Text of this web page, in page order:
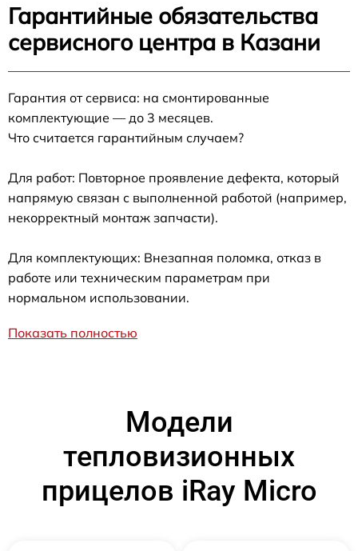
Гарантийные обязательства
сервисного центра в Казани
Гарантия от сервиса: на смонтированные
комплектующие — до 3 месяцев.
Что считается гарантийным случаем?
Для работ: Повторное проявление дефекта, который
напрямую связан с выполненной работой (например,
некорректный монтаж запчасти).
Для комплектующих: Внезапная поломка, отказ в
работе или техническим параметрам при
нормальном использовании.
Показать полностью
Модели
тепловизионных
прицелов iRay Micro